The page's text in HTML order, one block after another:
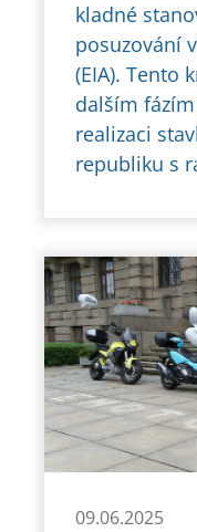
kladné
posuzování
(EIA). Tento
dalším
realizaci
republiku s
09.06.2025